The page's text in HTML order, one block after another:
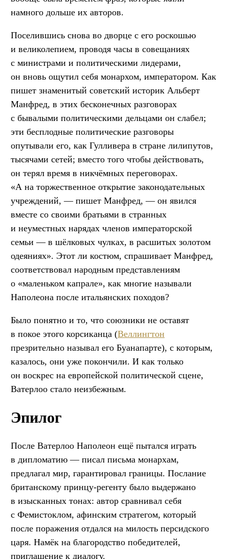
намного дольше их авторов.
Поселившись снова во дворце с его роскошью
и великолепием, проводя часы в совещаниях
с министрами и политическими лидерами,
он вновь ощутил себя монархом, императором. Как
пишет знаменитый советский историк Альберт
Манфред, в этих бесконечных разговорах
с бывалыми политическими дельцами он слабел;
эти бесплодные политические разговоры
опутывали его, как Гулливера в стране лилипутов,
тысячами сетей; вместо того чтобы действовать,
он терял время в никчёмных переговорах.
«А на торжественное открытие законодательных
учреждений, — пишет Манфред, — он явился
вместе со своими братьями в странных
и неуместных нарядах членов императорской
семьи — в шёлковых чулках, в расшитых золотом
одеяниях». Этот ли костюм, спрашивает Манфред,
соответствовал народным представлениям
о «маленьком капрале», как многие называли
Наполеона после итальянских походов?
Было понятно и то, что союзники не оставят
в покое этого корсиканца (Веллингтон
презрительно называл его Буанапарте), с которым,
казалось, они уже покончили. И как только
он воскрес на европейской политической сцене,
Ватерлоо стало неизбежным.
Эпилог
После Ватерлоо Наполеон ещё пытался играть
в дипломатию — писал письма монархам,
предлагал мир, гарантировал границы. Послание
британскому принцу-регенту было выдержано
в изысканных тонах: автор сравнивал себя
с Фемистоклом, афинским стратегом, который
после поражения отдался на милость персидского
царя. Намёк на благородство победителей,
приглашение к диалогу.